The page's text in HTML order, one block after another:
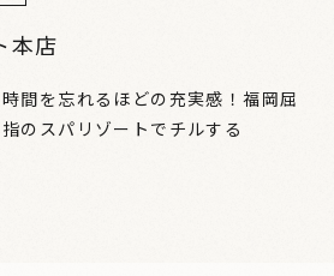
本店
時間を忘れるほどの充実感！福岡屈
指のスパリゾートでチルする